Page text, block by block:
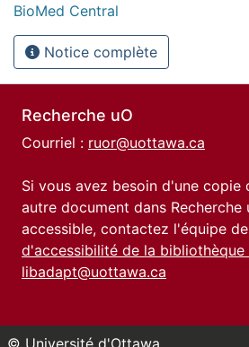
BioMed Central
Notice complète
Recherche uO
Courriel : ruor@uottawa.ca
Si vous avez besoin d'une copie
autre document dans Recherche
accessible, contactez l'équipe
d'accessibilité de la bibliothèque
libadapt@uottawa.ca
© Université d'Ottawa